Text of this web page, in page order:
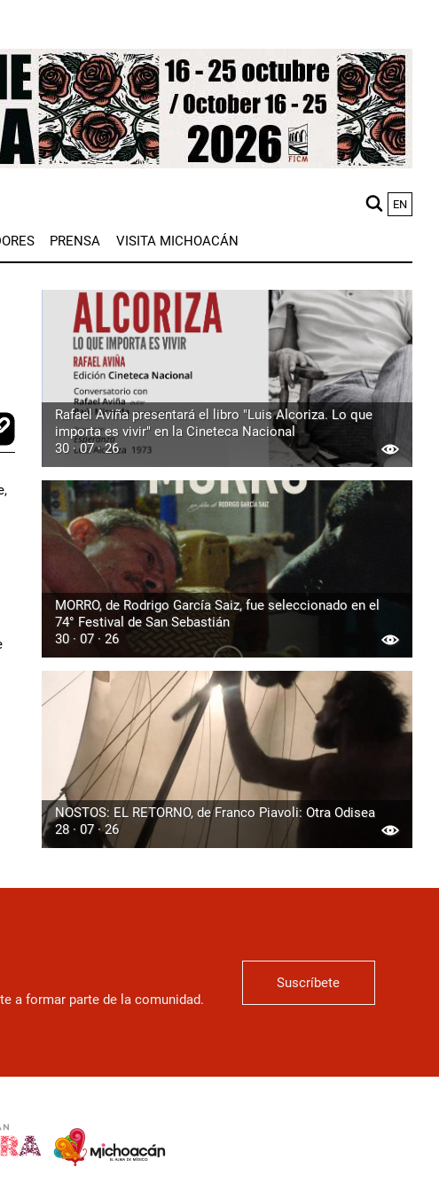
EN
PRENSA VISITA MICHOACÁN
Rafael Aviña presentará el libro "Luis Alcoriza. Lo que
importa es vivir" en la Cineteca Nacional
30 · 07 · 26
MORRO, de Rodrigo García Saiz, fue seleccionado en el
74° Festival de San Sebastián
30 · 07 · 26
NOSTOS: EL RETORNO, de Franco Piavoli: Otra Odisea
28 · 07 · 26
a formar parte de la comunidad.
Suscríbete